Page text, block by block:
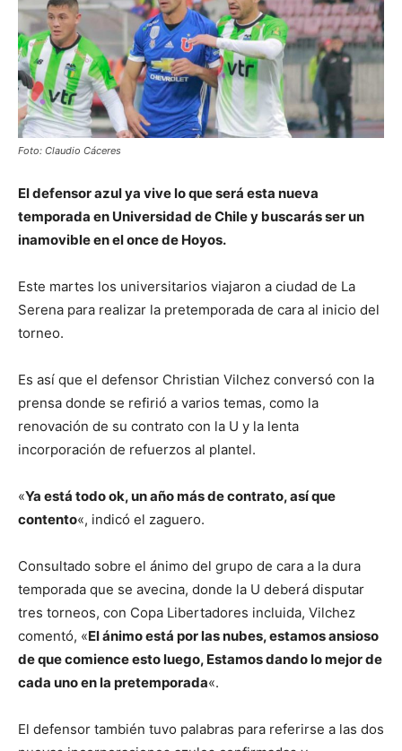
Foto: Claudio Cáceres
El defensor azul ya vive lo que será esta nueva
temporada en Universidad de Chile y buscarás ser un
inamovible en el once de Hoyos.
Este martes los universitarios viajaron a ciudad de La
Serena para realizar la pretemporada de cara al inicio del
torneo.
Es así que el defensor Christian Vilchez conversó con la
prensa donde se refirió a varios temas, como la
renovación de su contrato con la U y la lenta
incorporación de refuerzos al plantel.
«Ya está todo ok, un año más de contrato, así que
contento«, indicó el zaguero.
Consultado sobre el ánimo del grupo de cara a la dura
temporada que se avecina, donde la U deberá disputar
tres torneos, con Copa Libertadores incluida, Vilchez
comentó, «El ánimo está por las nubes, estamos ansioso
de que comience esto luego, Estamos dando lo mejor de
cada uno en la pretemporada«.
El defensor también tuvo palabras para referirse a las dos